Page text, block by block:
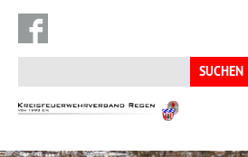
Suchen
nach:
KFV